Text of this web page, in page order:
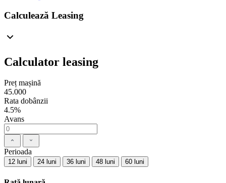
Calculează Leasing
Calculator leasing
Preț mașină
45.000
Rata dobânzii
4.5%
Avans
Perioada
12 luni 24 luni 36 luni 48 luni 60 luni